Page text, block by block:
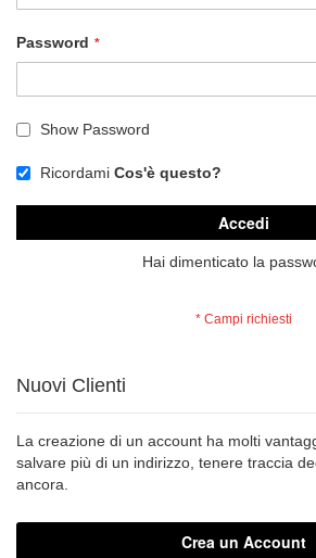
Password
Show Password
Ricordami Cos'è questo?
Accedi
Hai dimenticato la
Nuovi Clienti
La creazione di un account ha molti
salvare più di un indirizzo, tenere traccia
ancora.
Crea un Account